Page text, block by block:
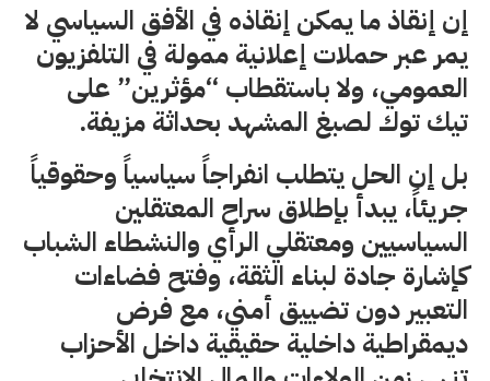
إن إنقاذ ما يمكن إنقاذه في الأفق السياسي لا
يمر عبر حملات إعلانية ممولة في التلفزيون
العمومي، ولا باستقطاب “مؤثرين” على
تيك توك لصبغ المشهد بحداثة مزيفة.
بل إن الحل يتطلب انفراجاً سياسياً وحقوقياً
جريئاً، يبدأ بإطلاق سراح المعتقلين
السياسيين ومعتقلي الرأي والنشطاء الشباب
كإشارة جادة لبناء الثقة، وفتح فضاءات
التعبير دون تضييق أمني، مع فرض
ديمقراطية داخلية حقيقية داخل الأحزاب